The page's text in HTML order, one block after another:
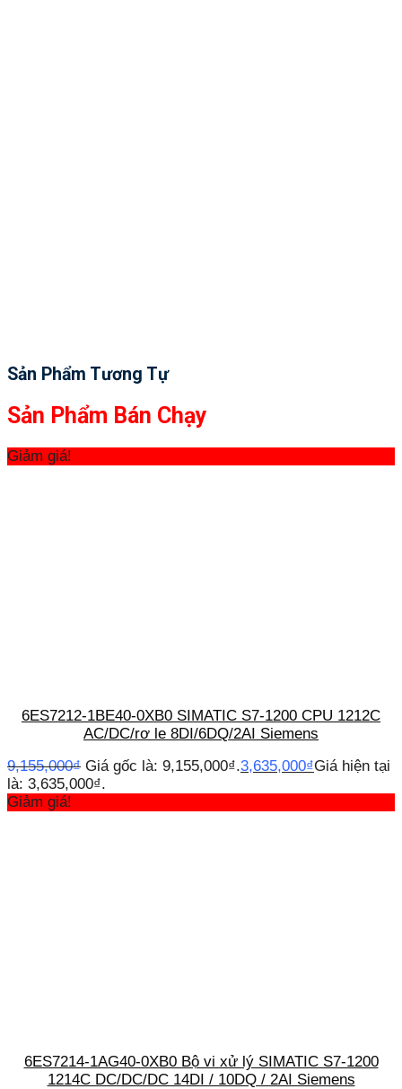
Sản Phẩm Tương Tự
Sản Phẩm Bán Chạy
Giảm giá!
6ES7212-1BE40-0XB0 SIMATIC S7-1200 CPU 1212C
AC/DC/rơ le 8DI/6DQ/2AI Siemens
9,155,000₫ Giá gốc là: 9,155,000₫.3,635,000₫Giá hiện tại
là: 3,635,000₫.
Giảm giá!
6ES7214-1AG40-0XB0 Bộ vi xử lý SIMATIC S7-1200
1214C DC/DC/DC 14DI / 10DQ / 2AI Siemens